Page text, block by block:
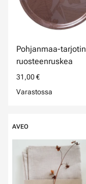
Pohjanmaa-tarjotin
ruosteenruskea
31,00 €
Varastossa
AVEO